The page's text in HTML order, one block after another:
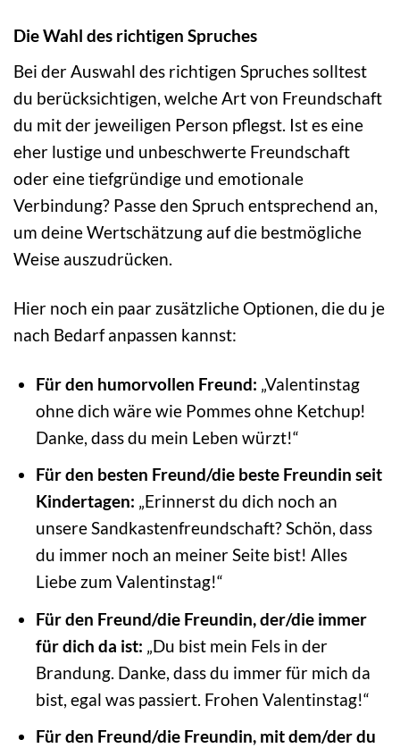
Die Wahl des richtigen Spruches
Bei der Auswahl des richtigen Spruches solltest
du berücksichtigen, welche Art von Freundschaft
du mit der jeweiligen Person pflegst. Ist es eine
eher lustige und unbeschwerte Freundschaft
oder eine tiefgründige und emotionale
Verbindung? Passe den Spruch entsprechend an,
um deine Wertschätzung auf die bestmögliche
Weise auszudrücken.
Hier noch ein paar zusätzliche Optionen, die du je
nach Bedarf anpassen kannst:
Für den humorvollen Freund: „Valentinstag
ohne dich wäre wie Pommes ohne Ketchup!
Danke, dass du mein Leben würzt!“
Für den besten Freund/die beste Freundin seit
Kindertagen: „Erinnerst du dich noch an
unsere Sandkastenfreundschaft? Schön, dass
du immer noch an meiner Seite bist! Alles
Liebe zum Valentinstag!“
Für den Freund/die Freundin, der/die immer
für dich da ist: „Du bist mein Fels in der
Brandung. Danke, dass du immer für mich da
bist, egal was passiert. Frohen Valentinstag!“
Für den Freund/die Freundin, mit dem/der du